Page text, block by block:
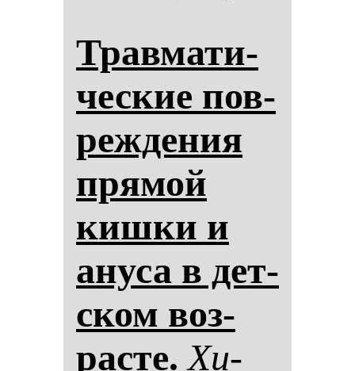
Трав­ма­ти­
чес­кие пов­
реж­де­ния
пря­мой
киш­ки и
ану­са в дет­
ском воз­
рас­те. Хи­